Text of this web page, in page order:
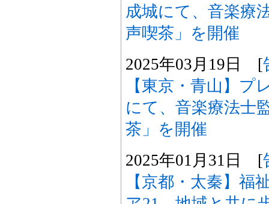
成城にて、音楽療
声喫茶」を開催
2025年03月19日 [
【東京・青山】プ
にて、音楽療法士
茶」を開催
2025年01月31日 [
【京都・太秦】福